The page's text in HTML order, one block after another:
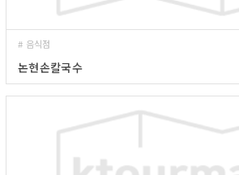
# 음식점
논현손칼국수